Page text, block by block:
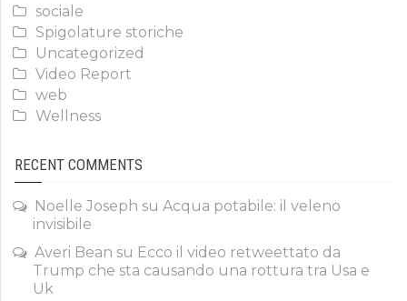
sociale
Spigolature storiche
Uncategorized
Video Report
web
Wellness
RECENT COMMENTS
Noelle Joseph su Acqua potabile: il veleno
invisibile
Averi Bean su Ecco il video retweettato da
Trump che sta causando una rottura tra Usa e
Uk